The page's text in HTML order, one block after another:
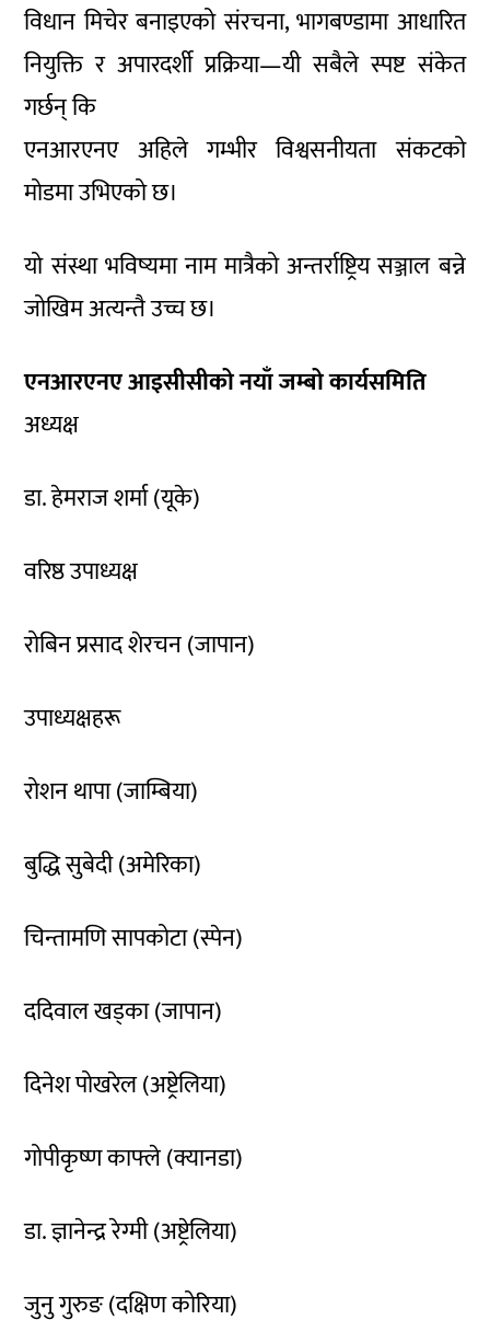
विधान मिचेर बनाइएको संरचना, भागबण्डामा आधारित
नियुक्ति र अपारदर्शी प्रक्रिया—यी सबैले स्पष्ट संकेत
गर्छन् कि
एनआरएनए अहिले गम्भीर विश्वसनीयता संकटको
मोडमा उभिएको छ।
यो संस्था भविष्यमा नाम मात्रैको अन्तर्राष्ट्रिय सञ्जाल बन्ने
जोखिम अत्यन्तै उच्च छ।
एनआरएनए आइसीसीको नयाँ जम्बो कार्यसमिति
अध्यक्ष
डा. हेमराज शर्मा (यूके)
वरिष्ठ उपाध्यक्ष
रोबिन प्रसाद शेरचन (जापान)
उपाध्यक्षहरू
रोशन थापा (जाम्बिया)
बुद्धि सुबेदी (अमेरिका)
चिन्तामणि सापकोटा (स्पेन)
ददिवाल खड्का (जापान)
दिनेश पोखरेल (अष्ट्रेलिया)
गोपीकृष्ण काफ्ले (क्यानडा)
डा. ज्ञानेन्द्र रेग्मी (अष्ट्रेलिया)
जुनु गुरुङ (दक्षिण कोरिया)